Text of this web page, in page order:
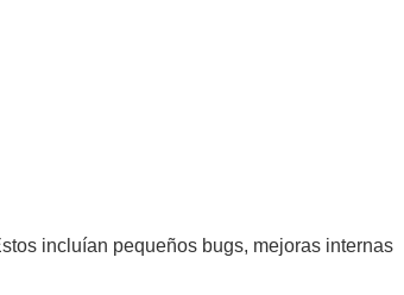
incluían pequeños bugs, mejoras internas